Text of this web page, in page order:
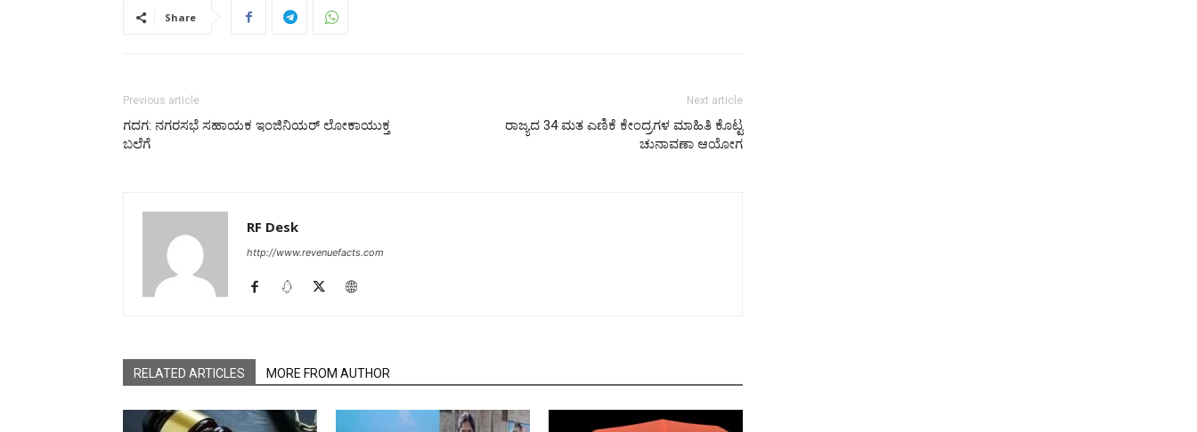
Share
Previous article
ಗದಗ: ನಗರಸಭೆ ಸಹಾಯಕ ಇಂಜಿನಿಯರ್ ಲೋಕಾಯುಕ್ತ
ಬಲೆಗೆ
Next article
ರಾಜ್ಯದ 34 ಮತ ಎಣಿಕೆ ಕೇಂದ್ರಗಳ ಮಾಹಿತಿ ಕೊಟ್ಟ
ಚುನಾವಣಾ ಆಯೋಗ
RF Desk
http://www.revenuefacts.com
RELATED ARTICLES MORE FROM AUTHOR